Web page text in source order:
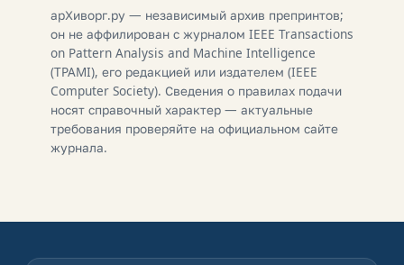
арХиворг.ру — независимый архив препринтов;
он не аффилирован с журналом IEEE Transactions
on Pattern Analysis and Machine Intelligence
(TPAMI), его редакцией или издателем (IEEE
Computer Society). Сведения о правилах подачи
носят справочный характер — актуальные
требования проверяйте на официальном сайте
журнала.